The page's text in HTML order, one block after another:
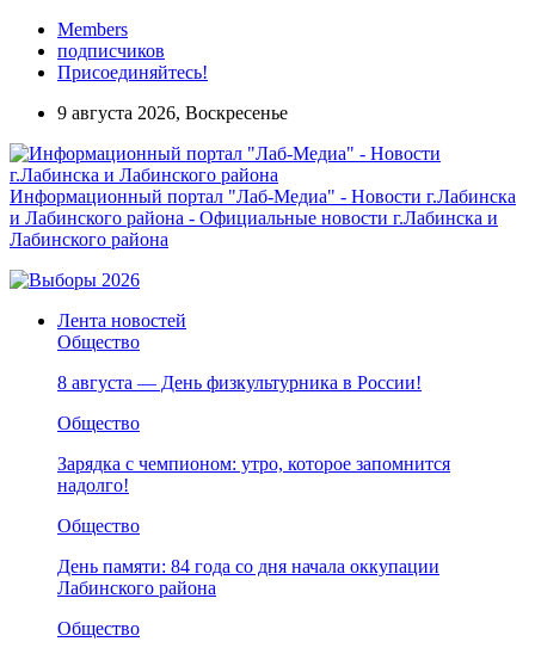
Members
подписчиков
Присоединяйтесь!
9 августа 2026, Воскресенье
Информационный портал "Лаб-Медиа" - Новости г.Лабинска
и Лабинского района - Официальные новости г.Лабинска и
Лабинского района
Лента новостей
Общество
8 августа — День физкультурника в России!
Общество
Зарядка с чемпионом: утро, которое запомнится
надолго!
Общество
День памяти: 84 года со дня начала оккупации
Лабинского района
Общество